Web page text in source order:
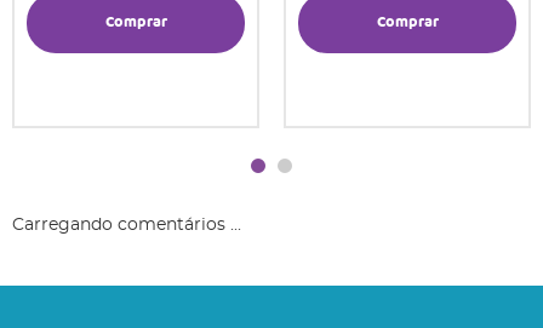
Comprar Comprar
Carregando comentários ...